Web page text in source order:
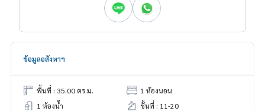
ข้อมูลอสังหาฯ
พื้นที่ : 35.00 ตร.ม.
1 ห้องนอน
1 ห้องน้ำ
ชั้นที่ : 11-20